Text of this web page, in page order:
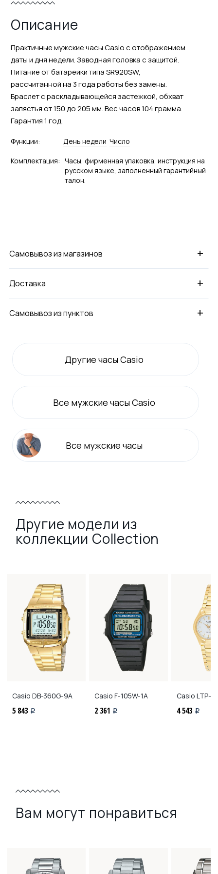
Описание
Практичные мужские часы Casio с отображением
даты и дня недели. Заводная головка с защитой.
Питание от батарейки типа SR920SW,
рассчитанной на 3 года работы без замены.
Браслет с раскладывающейся застежкой, обхват
запястья от 150 до 205 мм. Вес часов 104 грамма.
Гарантия 1 год.
Функции: День недели Число
Комплектация: Часы, фирменная упаковка, инструкция на
русском языке, заполненный гарантийный
талон.
+
Самовывоз из магазинов
+
Доставка
+
Самовывоз из пунктов
Другие часы Casio
Все мужские часы Casio
Все мужские часы
Другие модели из
коллекции Collection
Casio DB-360G-9A
5 843 i
Casio F-105W-1A
2 361 i
Casio LTP-
4 543 i
Вам могут понравиться